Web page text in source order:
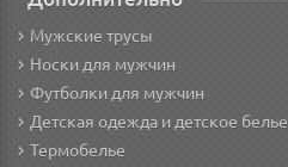
Мужские трусы
Носки для мужчин
Футболки для мужчин
Детская одежда и детское белье
Термобелье